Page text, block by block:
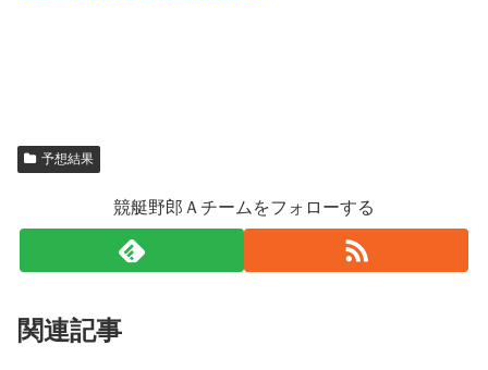
予想結果
競艇野郎Ａチームをフォローする
関連記事